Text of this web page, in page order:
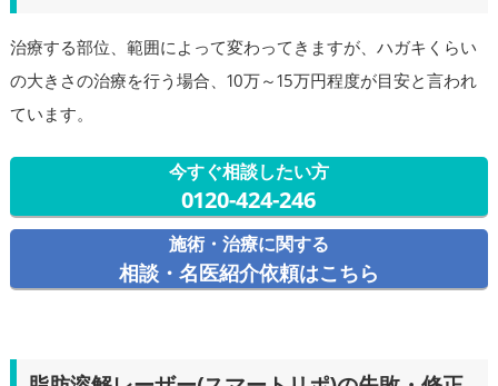
治療する部位、範囲によって変わってきますが、ハガキくらい
の大きさの治療を行う場合、10万～15万円程度が目安と言われ
ています。
今すぐ相談したい方
0120-424-246
施術・治療に関する
相談・名医紹介依頼はこちら